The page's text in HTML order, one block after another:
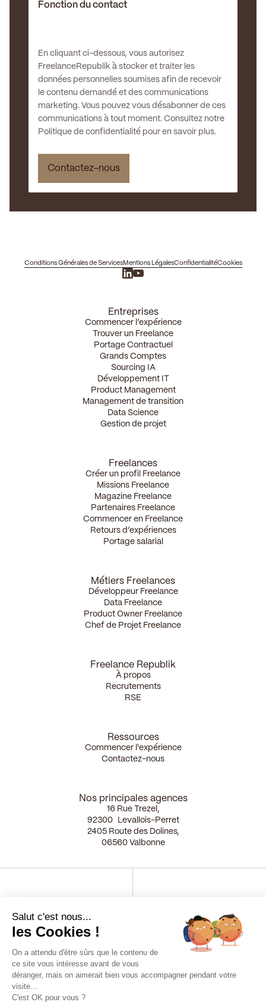
Fonction du contact
En cliquant ci-dessous, vous autorisez
FreelanceRepublik à stocker et traiter les
données personnelles soumises afin de recevoir
le contenu demandé et des communications
marketing. Vous pouvez vous désabonner de ces
communications à tout moment. Consultez notre
Politique de confidentialité pour en savoir plus.
Entreprises
Commencer l’expérience
Trouver un Freelance
Portage Contractuel
Grands Comptes
Sourcing IA
Développement IT
Product Management
Management de transition
Data Science
Gestion de projet
Freelances
Créer un profil Freelance
Missions Freelance
Magazine Freelance
Partenaires Freelance
Commencer en Freelance
Retours d’expériences
Portage salarial
Métiers Freelances
Développeur Freelance
Data Freelance
Product Owner Freelance
Chef de Projet Freelance
Freelance Republik
À propos
Recrutements
RSE
Ressources
Commencer l'expérience
Contactez-nous
Nos principales agences
16 Rue Trezel,
92300 Levallois-Perret
2405 Route des Dolines,
06560 Valbonne
Conditions Générales de ServicesMentions LégalesConfidentialitéCookies
Great Place to Work
Best Workplaces 2024
Membre du French Tech 120 Certifié EcoVadis Platinum
Salut c'est nous...
les Cookies !
On a attendu d'être sûrs que le contenu de
ce site vous intéresse avant de vous
déranger, mais on aimerait bien vous accompagner pendant votre
visite...
C'est OK pour vous ?